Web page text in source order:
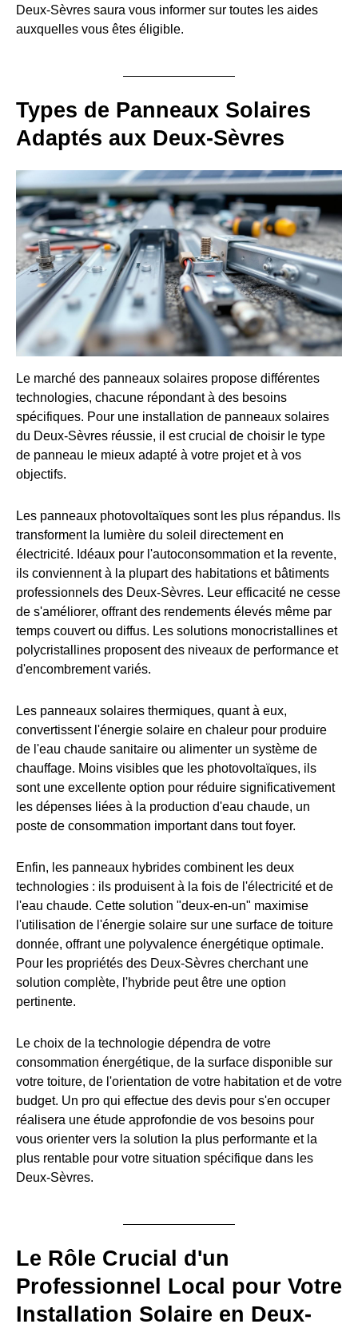
Deux-Sèvres saura vous informer sur toutes les aides
auxquelles vous êtes éligible.
Types de Panneaux Solaires
Adaptés aux Deux-Sèvres
Le marché des panneaux solaires propose différentes
technologies, chacune répondant à des besoins
spécifiques. Pour une installation de panneaux solaires
du Deux-Sèvres réussie, il est crucial de choisir le type
de panneau le mieux adapté à votre projet et à vos
objectifs.
Les panneaux photovoltaïques sont les plus répandus. Ils
transforment la lumière du soleil directement en
électricité. Idéaux pour l'autoconsommation et la revente,
ils conviennent à la plupart des habitations et bâtiments
professionnels des Deux-Sèvres. Leur efficacité ne cesse
de s'améliorer, offrant des rendements élevés même par
temps couvert ou diffus. Les solutions monocristallines et
polycristallines proposent des niveaux de performance et
d'encombrement variés.
Les panneaux solaires thermiques, quant à eux,
convertissent l'énergie solaire en chaleur pour produire
de l'eau chaude sanitaire ou alimenter un système de
chauffage. Moins visibles que les photovoltaïques, ils
sont une excellente option pour réduire significativement
les dépenses liées à la production d'eau chaude, un
poste de consommation important dans tout foyer.
Enfin, les panneaux hybrides combinent les deux
technologies : ils produisent à la fois de l'électricité et de
l'eau chaude. Cette solution "deux-en-un" maximise
l'utilisation de l'énergie solaire sur une surface de toiture
donnée, offrant une polyvalence énergétique optimale.
Pour les propriétés des Deux-Sèvres cherchant une
solution complète, l'hybride peut être une option
pertinente.
Le choix de la technologie dépendra de votre
consommation énergétique, de la surface disponible sur
votre toiture, de l'orientation de votre habitation et de votre
budget. Un pro qui effectue des devis pour s'en occuper
réalisera une étude approfondie de vos besoins pour
vous orienter vers la solution la plus performante et la
plus rentable pour votre situation spécifique dans les
Deux-Sèvres.
Le Rôle Crucial d'un
Professionnel Local pour Votre
Installation Solaire en Deux-